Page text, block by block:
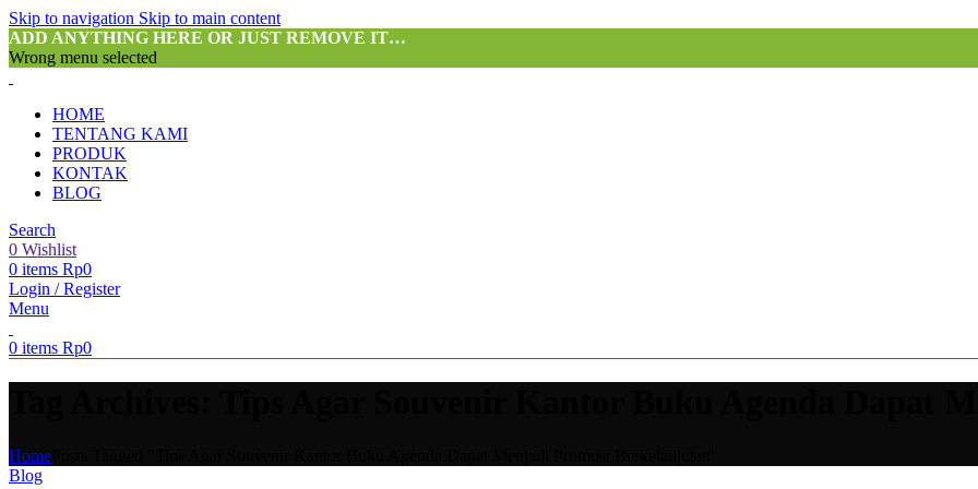
Skip to navigation Skip to main content
ADD ANYTHING HERE OR JUST REMOVE IT…
Wrong menu selected
HOME
TENTANG KAMI
PRODUK
KONTAK
BLOG
Search
0 Wishlist
0 items Rp0
Login / Register
Menu
0 items Rp0
Home
Blog